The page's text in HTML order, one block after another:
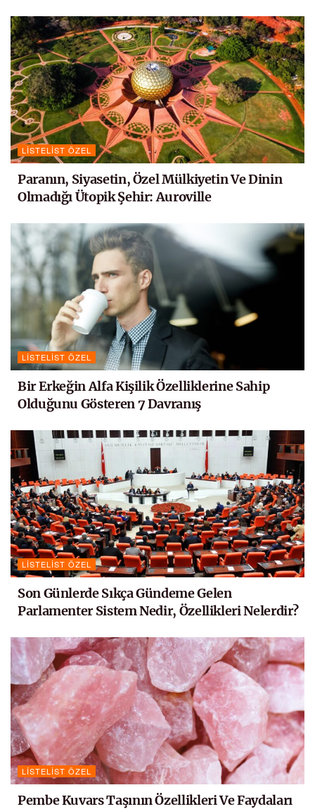
LISTELIST ÖZEL
Paranın, Siyasetin, Özel Mülkiyetin Ve Dinin
Olmadığı Ütopik Şehir: Auroville
LISTELIST ÖZEL
Bir Erkeğin Alfa Kişilik Özelliklerine Sahip
Olduğunu Gösteren 7 Davranış
LISTELIST ÖZEL
Son Günlerde Sıkça Gündeme Gelen
Parlamenter Sistem Nedir, Özellikleri Nelerdir?
LISTELIST ÖZEL
Pembe Kuvars Taşının Özellikleri Ve Faydaları